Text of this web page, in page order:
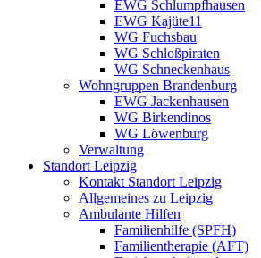
EWG Schlumpfhausen
EWG Kajüte11
WG Fuchsbau
WG Schloßpiraten
WG Schneckenhaus
Wohngruppen Brandenburg
EWG Jackenhausen
WG Birkendinos
WG Löwenburg
Verwaltung
Standort Leipzig
Kontakt Standort Leipzig
Allgemeines zu Leipzig
Ambulante Hilfen
Familienhilfe (SPFH)
Familientherapie (AFT)